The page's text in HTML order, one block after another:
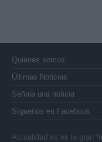
Quienes somos
Últimas Noticias
Señala una noticia
Síguenos en Facebook
Actualidad.es es la gran